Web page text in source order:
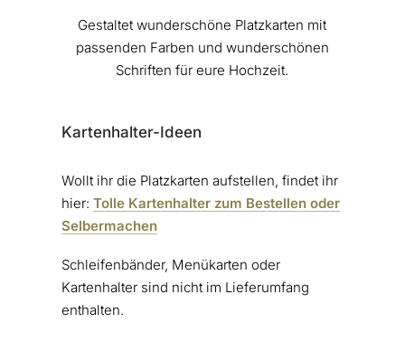
Gestaltet wunderschöne Platzkarten mit
passenden Farben und wunderschönen
Schriften für eure Hochzeit.
Kartenhalter-Ideen
Wollt ihr die Platzkarten aufstellen, findet ihr
hier: Tolle Kartenhalter zum Bestellen oder
Selbermachen
Schleifenbänder, Menükarten oder
Kartenhalter sind nicht im Lieferumfang
enthalten.